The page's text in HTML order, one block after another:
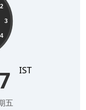
2
3
4
IST
五